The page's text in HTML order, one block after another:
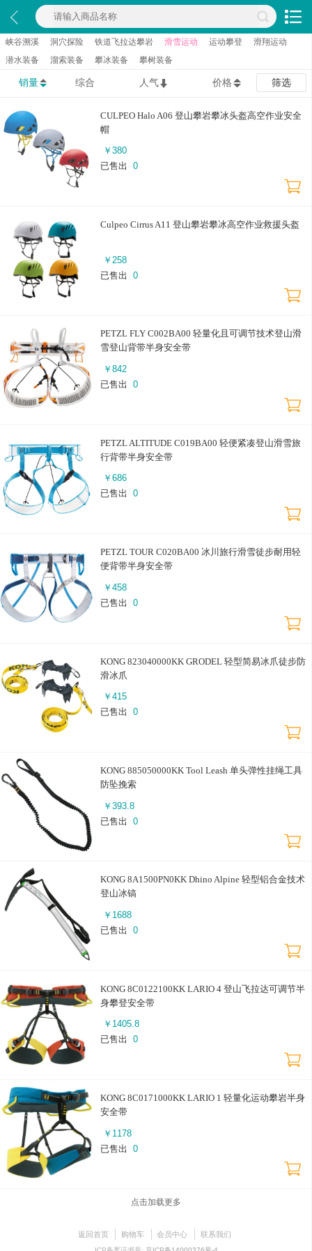
峡谷溯溪 洞穴探险 铁道飞拉达攀岩 滑雪运动 运动攀登
滑翔运动
潜水装备
溜索装备 攀冰装备 攀树装备
销量 综合 人气 价格 筛选
CULPEO Halo A06 登山攀岩攀冰头盔高空作业安全
帽
￥ 380
已售出
0
Culpeo Cirrus A11 登山攀岩攀冰高空作业救援头盔
￥ 258
已售出
0
PETZL FLY C002BA00 轻量化且可调节技术登山滑
雪登山背带半身安全带
￥ 842
已售出
0
PETZL ALTITUDE C019BA00 轻便紧凑登山滑雪旅
行背带半身安全带
￥ 686
已售出
0
PETZL TOUR C020BA00 冰川旅行滑雪徒步耐用轻
便背带半身安全带
￥ 458
已售出
0
KONG 823040000KK GRODEL 轻型简易冰爪徒步防
滑冰爪
￥ 415
已售出
0
KONG 885050000KK Tool Leash 单头弹性挂绳工具
防坠挽索
￥ 393.8
已售出
0
KONG 8A1500PN0KK Dhino Alpine 轻型铝合金技术
登山冰镐
￥ 1688
已售出
0
KONG 8C0122100KK LARIO 4 登山飞拉达可调节半
身攀登安全带
￥ 1405.8
已售出
0
KONG 8C0171000KK LARIO 1 轻量化运动攀岩半身
安全带
￥ 1178
已售出
0
点击加载更多
返回首页 购物车 会员中心 联系我们